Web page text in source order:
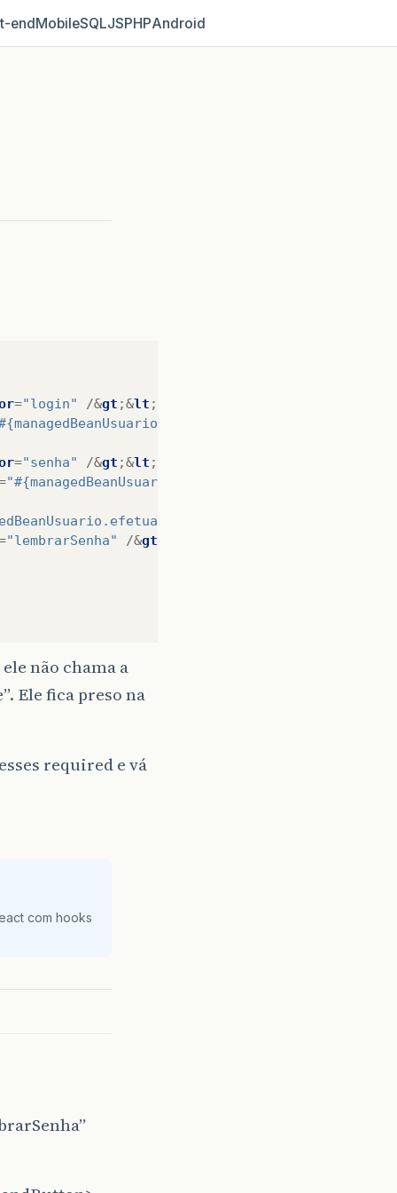
MobileSQLJSPHPAndroid
="login" /&gt ;&lt ;/
="senha" /&gt ;&lt ;/
"#{managedBeanUsuario.usuario.senha}"
"lembrarSenha" /&gt
não chama a
Ele fica preso na
required e vá
com hooks